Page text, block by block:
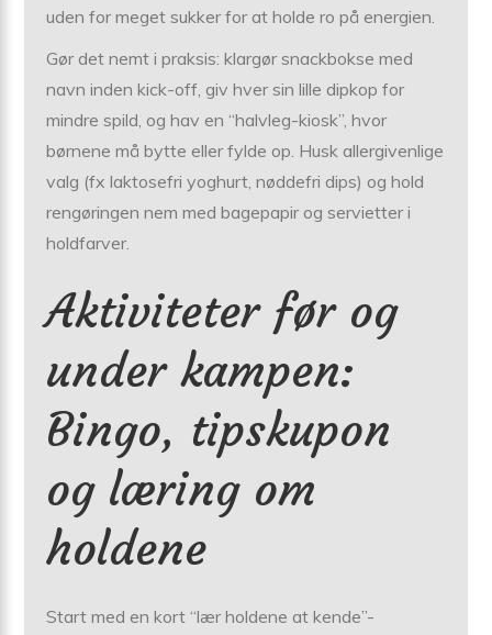
uden for meget sukker for at holde ro på energien.
Gør det nemt i praksis: klargør snackbokse med
navn inden kick-off, giv hver sin lille dipkop for
mindre spild, og hav en “halvleg-kiosk”, hvor
børnene må bytte eller fylde op. Husk allergivenlige
valg (fx laktosefri yoghurt, nøddefri dips) og hold
rengøringen nem med bagepapir og servietter i
holdfarver.
Aktiviteter før og
under kampen:
Bingo, tipskupon
og læring om
holdene
Start med en kort “lær holdene at kende”-